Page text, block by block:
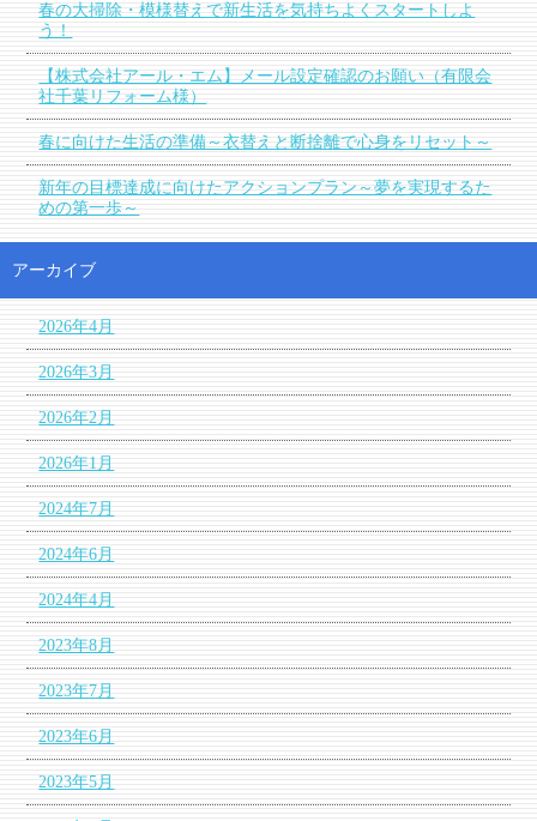
春の大掃除・模様替えで新生活を気持ちよくスタートしよ
う！
【株式会社アール・エム】メール設定確認のお願い（有限会
社千葉リフォーム様）
春に向けた生活の準備～衣替えと断捨離で心身をリセット～
新年の目標達成に向けたアクションプラン～夢を実現するた
めの第一歩～
アーカイブ
2026年4月
2026年3月
2026年2月
2026年1月
2024年7月
2024年6月
2024年4月
2023年8月
2023年7月
2023年6月
2023年5月